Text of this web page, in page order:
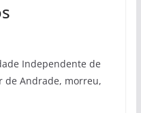
Independente de
de Andrade, morreu,